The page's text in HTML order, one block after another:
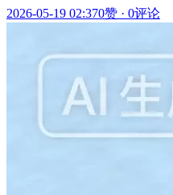
2026-05-19 02:370赞 · 0评论